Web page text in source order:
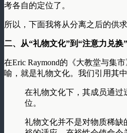
考各自的定位了。
所以，下面我将从分离之后的供
二、从“礼物文化”到“注意力兑换”
在Eric Raymond的《大教堂与集
喻，就是礼物文化。我们引用其中
在礼物文化下，其成员通过
位。
礼物文化并不是对物质稀缺